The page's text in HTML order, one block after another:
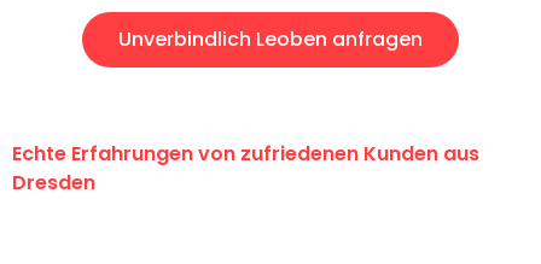
Unverbindlich Leoben anfragen
Echte Erfahrungen von zufriedenen Kunden aus
Dresden